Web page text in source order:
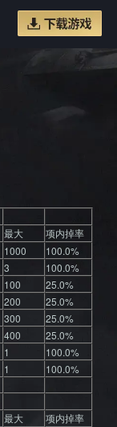
最大
项内掉率
1000
100.0%
3 100.0%
100
25.0%
200
25.0%
300
25.0%
400
25.0%
1
100.0%
1 100.0%
最大
项内掉率